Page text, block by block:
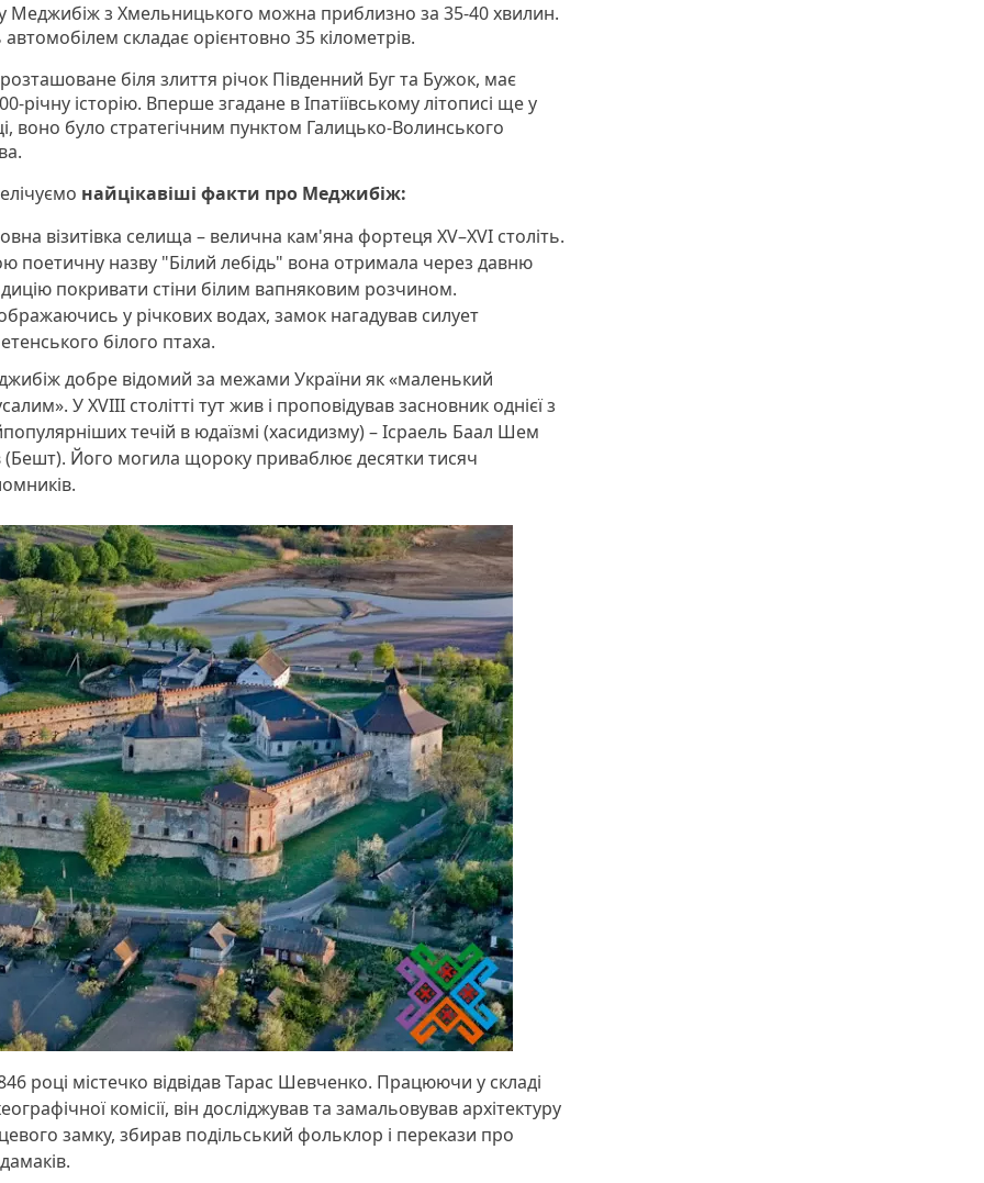
Меджибіж з Хмельницького можна приблизно за 35-40 хвилин.
автомобілем складає орієнтовно 35 кілометрів.
біля злиття річок Південний Буг та Бужок, має
річну історію. Вперше згадане в Іпатіївському літописі ще у
воно було стратегічним пунктом Галицько-Волинського
найцікавіші факти про Меджибіж:
візитівка селища – велична кам'яна фортеця XV–XVI століть.
поетичну назву "Білий лебідь" вона отримала через давню
покривати стіни білим вапняковим розчином.
у річкових водах, замок нагадував силует
білого птаха.
добре відомий за межами України як «маленький
У XVIII столітті тут жив і проповідував засновник однієї з
течій в юдаїзмі (хасидизму) – Ісраель Баал Шем
(Бешт). Його могила щороку приваблює десятки тисяч
році містечко відвідав Тарас Шевченко. Працюючи у складі
комісії, він досліджував та замальовував архітектуру
замку, збирав подільський фольклор і перекази про